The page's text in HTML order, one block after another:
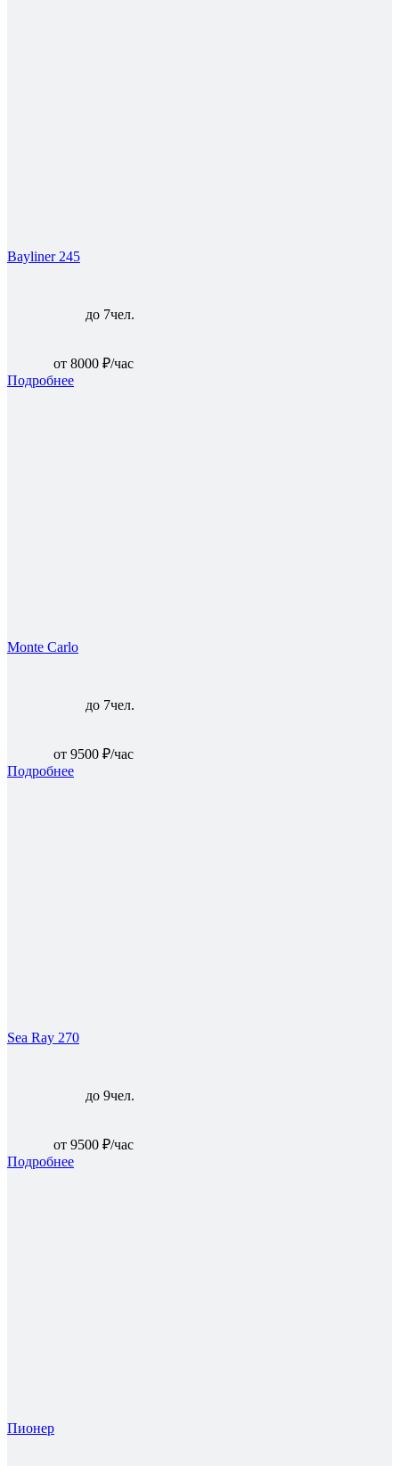
Bayliner 245
до 7чел.
от 8000 ₽/час
Подробнее
Monte Carlo
до 7чел.
от 9500 ₽/час
Подробнее
Sea Ray 270
до 9чел.
от 9500 ₽/час
Подробнее
Пионер